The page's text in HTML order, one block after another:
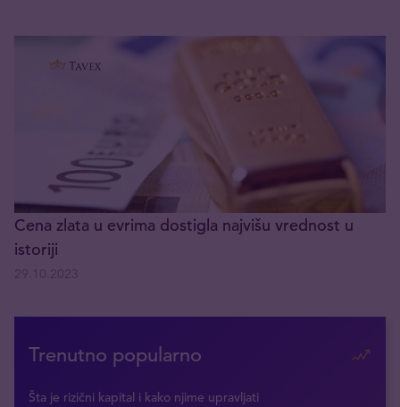
Cena zlata u evrima dostigla najvišu vrednost u
istoriji
Trenutno popularno
Šta je rizični kapital i kako njime upravljati